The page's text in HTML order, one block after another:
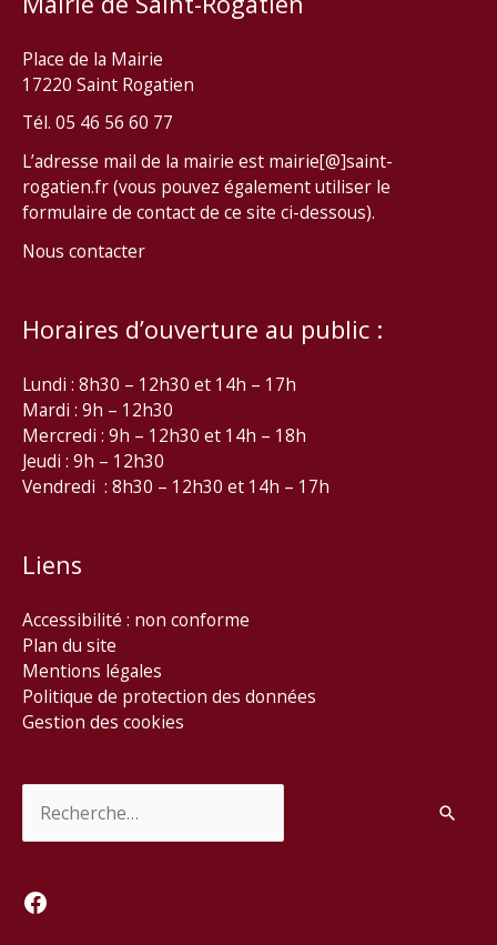
Place de la Mairie
17220 Saint Rogatien
Tél. 05 46 56 60 77
L’adresse mail de la mairie est mairie[@]saint-
rogatien.fr (vous pouvez également utiliser le
formulaire de contact de ce site ci-dessous).
Nous contacter
Horaires d’ouverture au public :
Lundi : 8h30 – 12h30 et 14h – 17h
Mardi : 9h – 12h30
Mercredi : 9h – 12h30 et 14h – 18h
Jeudi : 9h – 12h30
Vendredi : 8h30 – 12h30 et 14h – 17h
Liens
Accessibilité : non conforme
Plan du site
Mentions légales
Politique de protection des données
Gestion des cookies
Facebook